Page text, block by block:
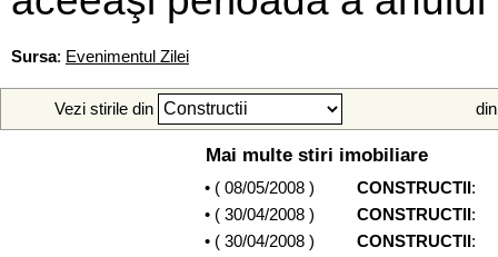
Sursa: Evenimentul Zilei
Vezi stirile din
Mai multe stiri imobiliare
• ( 08/05/2008 ) CONSTRUCTII:
• ( 30/04/2008 ) CONSTRUCTII:
• ( 30/04/2008 ) CONSTRUCTII: